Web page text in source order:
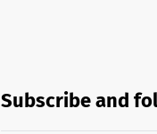
Subscribe and